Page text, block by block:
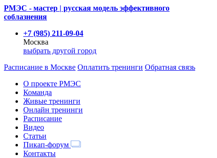
РМЭС - мастер | русская модель эффективного
соблазнения
+7 (985) 211-09-04
Москва
выбрать другой город
Расписание в Москве Оплатить тренинги Обратная связь
О проекте РМЭС
Команда
Живые тренинги
Онлайн тренинги
Расписание
Видео
Статьи
Пикап-форум
Контакты